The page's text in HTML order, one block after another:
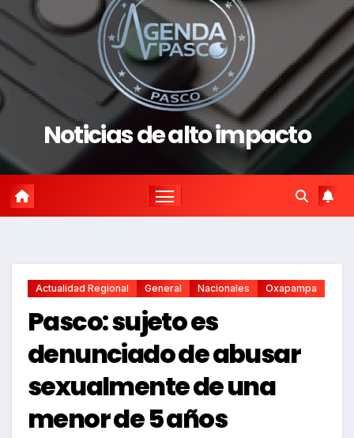
Noticias de alto impacto
Actualidad Regional General Nacionales Oxapampa
Pasco: sujeto es
denunciado de abusar
sexualmente de una
menor de 5 años